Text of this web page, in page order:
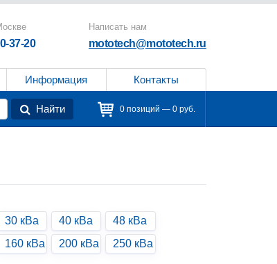
37-20
Написать нам
mototech@mototech.ru
Информация Контакты
Найти 0 позиций — 0 руб.
30 кВа 40 кВа
48 кВа
160 кВа 200 кВа 250 кВа